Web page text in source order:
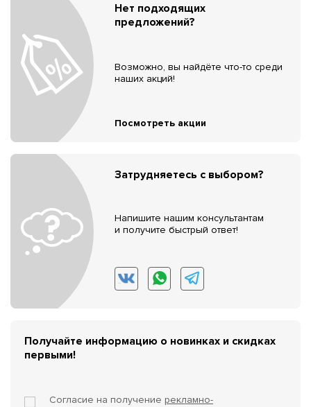
Нет подходящих
предложений?
Возможно, вы найдёте что-то среди
наших акций!
Посмотреть акции
Затрудняетесь с выбором?
Напишите нашим консультантам
и получите быстрый ответ!
Получайте информацию о новинках и скидках
первыми!
Согласие на получение рекламно-